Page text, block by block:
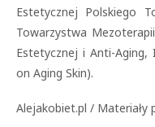
Estetycznej Polskiego
Towarzystwa
Estetycznej i Anti-Aging,
on Aging Skin).
Alejakobiet.pl / Materiały